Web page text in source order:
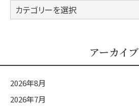
カ
テ
アーカイブ
2026年8月
2026年7月